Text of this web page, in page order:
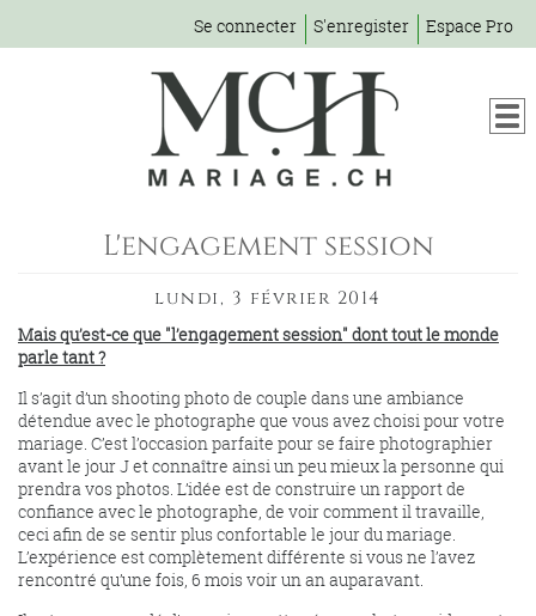
Se connecter S'enregister Espace Pro
L'engagement session
lundi, 3 février 2014
Mais qu’est-ce que "l’engagement session" dont tout le monde
parle tant ?
Il s’agit d’un shooting photo de couple dans une ambiance
détendue avec le photographe que vous avez choisi pour votre
mariage. C’est l’occasion parfaite pour se faire photographier
avant le jour J et connaître ainsi un peu mieux la personne qui
prendra vos photos. L’idée est de construire un rapport de
confiance avec le photographe, de voir comment il travaille,
ceci afin de se sentir plus confortable le jour du mariage.
L’expérience est complètement différente si vous ne l’avez
rencontré qu’une fois, 6 mois voir un an auparavant.